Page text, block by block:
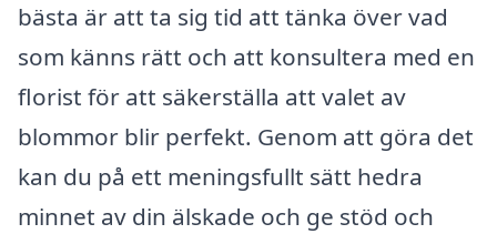
bästa är att ta sig tid att tänka över vad
som känns rätt och att konsultera med en
florist för att säkerställa att valet av
blommor blir perfekt. Genom att göra det
kan du på ett meningsfullt sätt hedra
minnet av din älskade och ge stöd och